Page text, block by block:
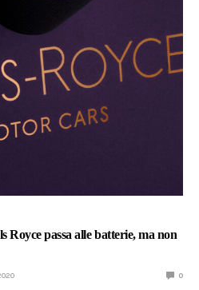
Royce passa alle batterie, ma non
0